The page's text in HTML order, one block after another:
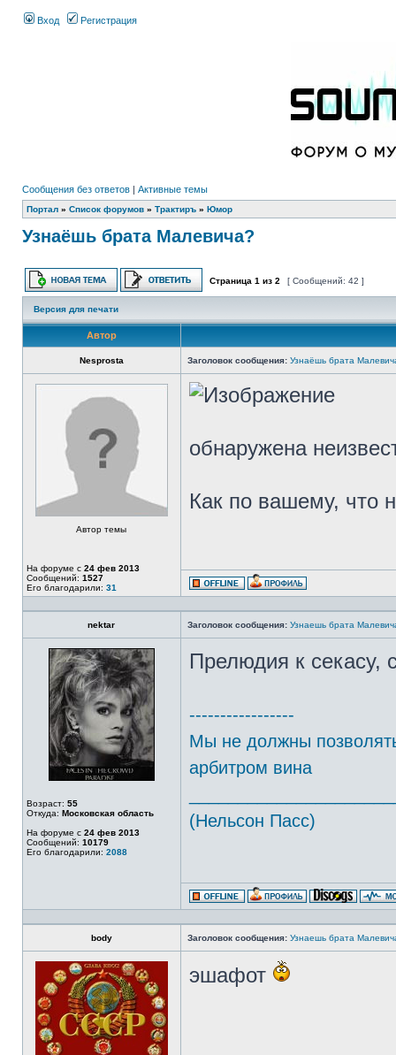
Вход Регистрация
Сообщения без ответов | Активные темы
Портал » Список форумов » Трактиръ » Юмор
Узнаёшь брата Малевича?
Страница 1 из 2 [ Сообщений: 42 ]
Версия для печати
Автор
Nesprosta Заголовок сообщения: Узнаёшь брата
Автор темы
На форуме с 24 фев 2013
Сообщений: 1527
Его благодарили: 31
обнаружена
Как по вашему, что
nektar Заголовок сообщения: Узнаешь брата
Возраст: 55
Откуда: Московская область
На форуме с 24 фев 2013
Сообщений: 10179
Его благодарили: 2088
Прелюдия к секасу,
-----------------
Мы не должны
арбитром вина
(Нельсон Пасс)
body Заголовок сообщения: Узнаешь брата
эшафот